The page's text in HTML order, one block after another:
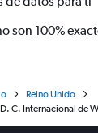
son 100%
Reino Unido
C. Internacional de